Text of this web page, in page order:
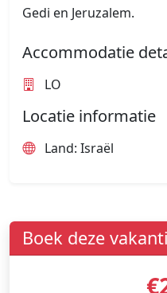
Gedi en Jeruzalem.
Accommodatie
LO
Locatie informatie
Land: Israël
Boek deze